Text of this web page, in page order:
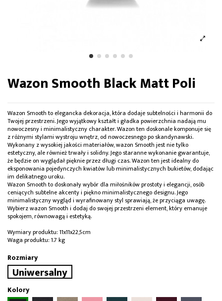
Wazon Smooth Black Matt Poli
Wazon Smooth to elegancka dekoracja, która dodaje subtelności i harmonii do
Twojej przestrzeni. Jego wyjątkowy kształt i gładka powierzchnia nadają mu
nowoczesny i minimalistyczny charakter. Wazon ten doskonale komponuje się
z różnymi stylami wystroju wnętrz, od nowoczesnego po skandynawski.
Wykonany z wysokiej jakości materiałów, wazon Smooth jest nie tylko
estetyczny, ale również trwały i solidny. Jego staranne wykonanie gwarantuje,
że będzie on wyglądał pięknie przez długi czas. Wazon ten jest idealny do
eksponowania pojedynczych kwiatów lub minimalistycznych bukietów, dodając
im delikatnego uroku.
Wazon Smooth to doskonały wybór dla miłośników prostoty i elegancji, osób
ceniących subtelne akcenty i piękno minimalistycznego designu. Jego
minimalistyczny wygląd i wyrafinowany styl sprawiają, że przyciąga uwagę.
Wybierz wazon Smooth i dodaj do swojej przestrzeni element, który emanuje
spokojem, równowagą i estetyką.
Wymiary produktu: 11x11x22,5cm
Waga produktu: 1.7 kg
Rozmiary
Uniwersalny
Kolory